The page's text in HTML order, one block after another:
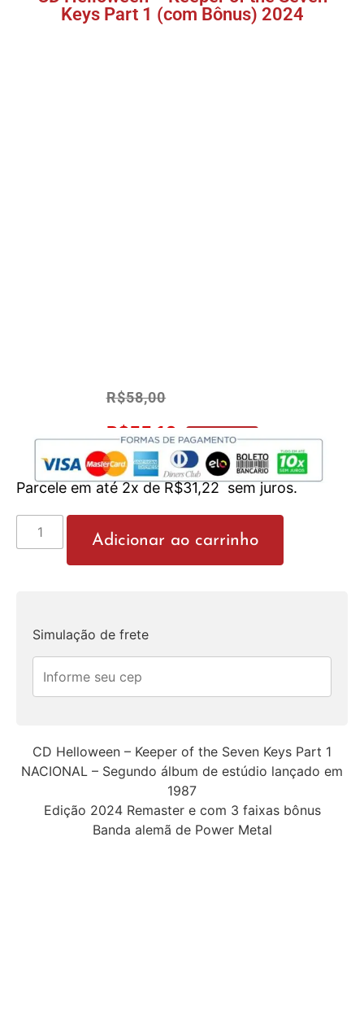
Keys Part 1 (com Bônus) 2024
R$58,00
R$55,10 No Pix 5% OFF
Parcele em até 2x deR$31,22 sem juros.
Adicionar ao carrinho
Simulação de frete
CD Helloween – Keeper of the Seven Keys Part 1
NACIONAL – Segundo álbum de estúdio lançado em
1987
Edição 2024 Remaster e com 3 faixas bônus
Banda alemã de Power Metal